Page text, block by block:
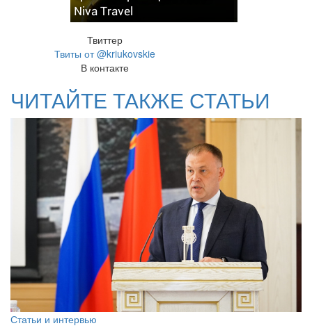
Niva Travel
Твиттер
Твиты от @kriukovskie
В контакте
ЧИТАЙТЕ ТАКЖЕ СТАТЬИ
Статьи и интервью